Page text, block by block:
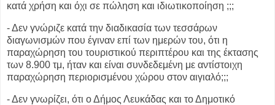
κατά χρήση και όχι σε πώληση και ιδιωτικοποίηση ;;;
- Δεν γνώριζε κατά την διαδικασία των τεσσάρων
διαγωνισμών που έγιναν επί των ημερών του, ότι η
παραχώρηση του τουριστικού περιπτέρου και της έκτασης
των 8.900 τμ, ήταν και είναι συνδεδεμένη με αντίστοιχη
παραχώρηση περιορισμένου χώρου στον αιγιαλό;;;
- Δεν γνωρίζει, ότι ο Δήμος Λευκάδας και το Δημοτικό